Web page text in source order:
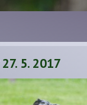
5. 2017